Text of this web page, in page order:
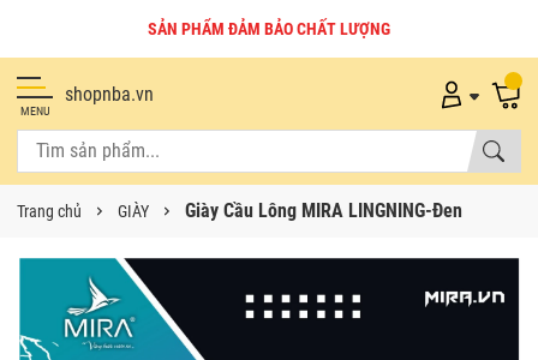
SẢN PHẨM ĐẢM BẢO CHẤT LƯỢNG
MENU
shopnba.vn
Trang chủ GIÀY Giày Cầu Lông MIRA LINGNING-Đen